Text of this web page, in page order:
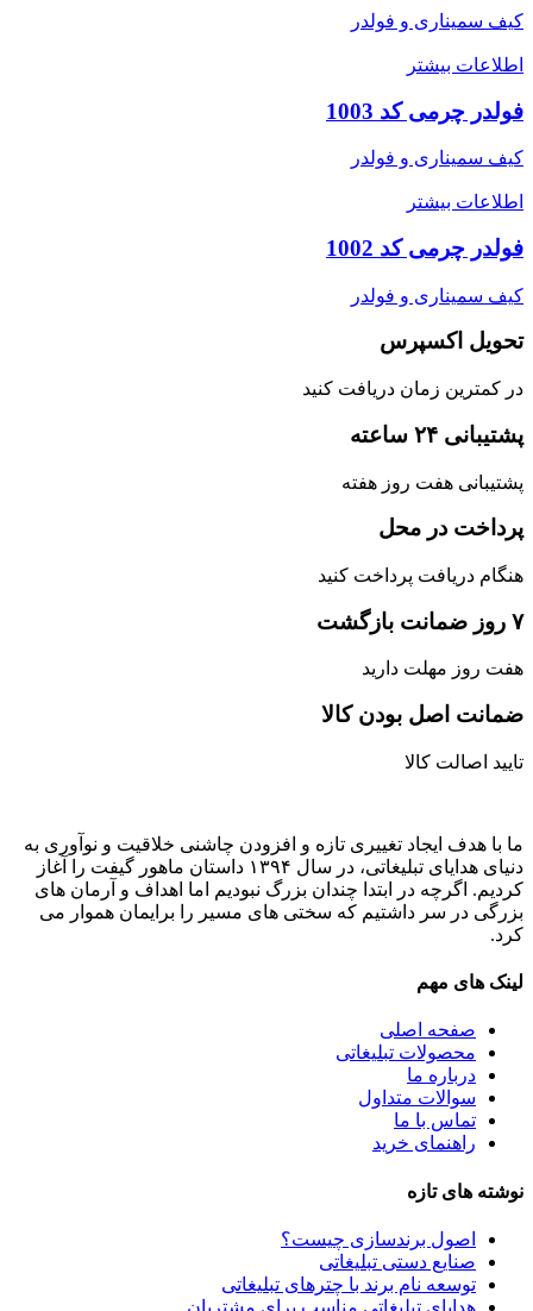
کیف سمیناری و فولدر
اطلاعات بیشتر
فولدر چرمی کد 1003
کیف سمیناری و فولدر
اطلاعات بیشتر
فولدر چرمی کد 1002
کیف سمیناری و فولدر
تحویل اکسپرس
در کمترین زمان دریافت کنید
پشتیبانی ۲۴ ساعته
پشتیبانی هفت روز هفته
پرداخت در محل
هنگام دریافت پرداخت کنید
۷ روز ضمانت بازگشت
هفت روز مهلت دارید
ضمانت اصل‌ بودن کالا
تایید اصالت کالا
ما با هدف ایجاد تغییری تازه و افزودن چاشنی خلاقیت و نوآوری به
دنیای هدایای تبلیغاتی، در سال ۱۳۹۴ داستان ماهور گیفت را آغاز
کردیم. اگرچه در ابتدا چندان بزرگ نبودیم اما اهداف و آرمان های
بزرگی در سر داشتیم که سختی های مسیر را برایمان هموار می
کرد.
لینک های مهم
صفحه اصلی
محصولات تبلیغاتی
درباره ما
سوالات متداول
تماس با ما
راهنمای خرید
نوشته های تازه
اصول برندسازی چیست؟
صنایع دستی تبلیغاتی
توسعه نام برند با چترهای تبلیغاتی
هدایای تبلیغاتی مناسب برای مشتریان